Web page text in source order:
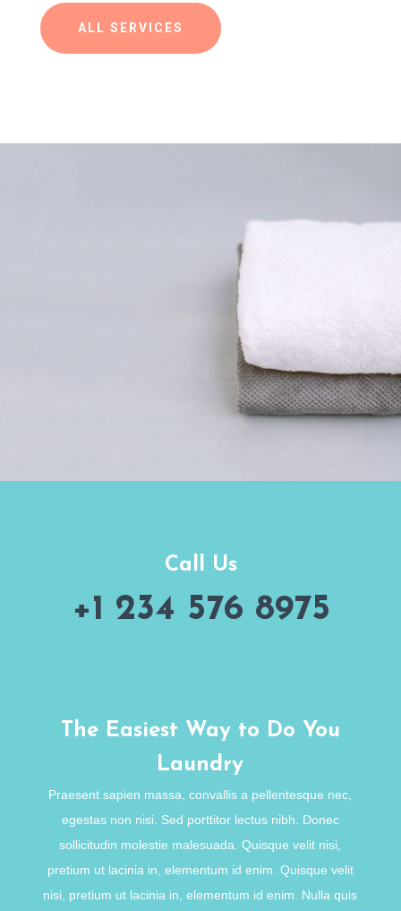
ALL SERVICES
Call Us
+1 234 576 8975
The Easiest Way to Do You
Laundry
Praesent sapien massa, convallis a pellentesque nec,
egestas non nisi. Sed porttitor lectus nibh. Donec
sollicitudin molestie malesuada. Quisque velit nisi,
pretium ut lacinia in, elementum id enim. Quisque velit
nisi, pretium ut lacinia in, elementum id enim. Nulla quis